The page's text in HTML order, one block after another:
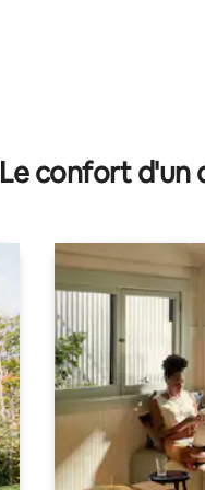
Le confort d'un